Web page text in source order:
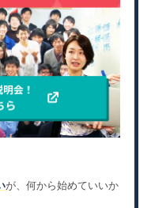
が、何から始めていいか